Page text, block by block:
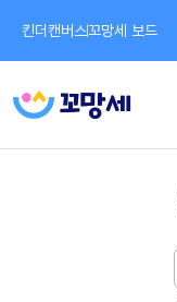
킨더캔버스꼬망세 보드